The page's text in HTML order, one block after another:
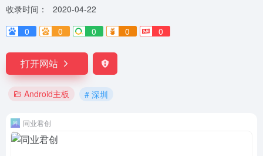
收录时间：
2020-04-22
0
0 0 0 0
打开网站
Android主板 # 深圳
同业君创